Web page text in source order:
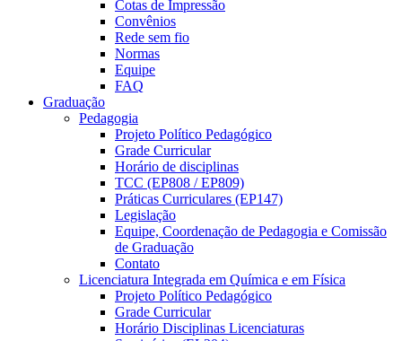
Cotas de Impressão
Convênios
Rede sem fio
Normas
Equipe
FAQ
Graduação
Pedagogia
Projeto Político Pedagógico
Grade Curricular
Horário de disciplinas
TCC (EP808 / EP809)
Práticas Curriculares (EP147)
Legislação
Equipe, Coordenação de Pedagogia e Comissão
de Graduação
Contato
Licenciatura Integrada em Química e em Física
Projeto Político Pedagógico
Grade Curricular
Horário Disciplinas Licenciaturas